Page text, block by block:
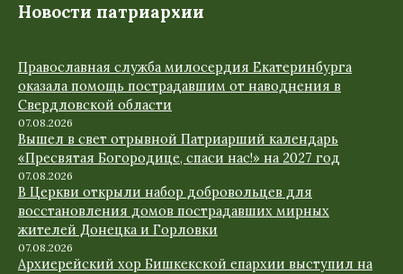
Новости патриархии
Православная служба милосердия Екатеринбурга
оказала помощь пострадавшим от наводнения в
Свердловской области
07.08.2026
Вышел в свет отрывной Патриарший календарь
«Пресвятая Богородице, спаси нас!» на 2027 год
07.08.2026
В Церкви открыли набор добровольцев для
восстановления домов пострадавших мирных
жителей Донецка и Горловки
07.08.2026
Архиерейский хор Бишкекской епархии выступил на